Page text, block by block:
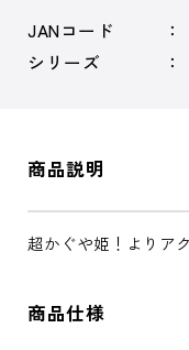
JANコード
シリーズ
商品説明
超かぐや姫！よりア
商品仕様